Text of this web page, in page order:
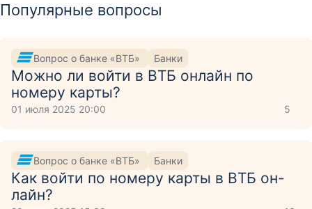
Популярные вопросы
Вопрос о банке «ВТБ» Банки
Можно ли войти в ВТБ онлайн по
номеру карты?
01 июля 2025 20:00 5
Вопрос о банке «ВТБ» Банки
Как войти по номеру карты в ВТБ он-
лайн?